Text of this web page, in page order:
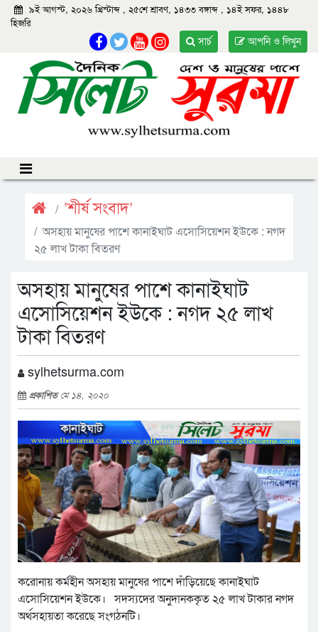
৯ই আগস্ট, ২০২৬ খ্রিস্টাব্দ , ২৫শে শ্রাবণ, ১৪৩৩ বঙ্গাব্দ , ১৪ই সফর, ১৪৪৮
হিজরি
আপনি ও লিখুন
সার্চ
‘শীর্ষ সংবাদ’
অসহায় মানুষের পাশে কানাইঘাট এসোসিয়েশন ইউকে : নগদ
২৫ লাখ টাকা বিতরণ
অসহায় মানুষের পাশে কানাইঘাট
এসোসিয়েশন ইউকে : নগদ ২৫ লাখ
টাকা বিতরণ
sylhetsurma.com
প্রকাশিতমে ১৪, ২০২০
করোনায় কর্মহীন অসহায় মানুষের পাশে দাঁড়িয়েছে কানাইঘাট
এসোসিয়েশন ইউকে। সদস্যদের অনুদানককৃত ২৫ লাখ টাকার নগদ
অর্থসহায়তা করেছে সংগঠনটি।